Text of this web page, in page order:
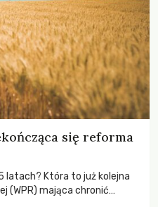
się reforma
latach? Która to już kolejna
(WPR) mająca chronić